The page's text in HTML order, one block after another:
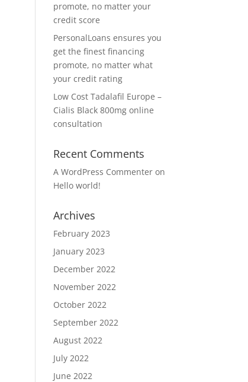
promote, no matter your
credit score
PersonalLoans ensures you
get the finest financing
promote, no matter what
your credit rating
Low Cost Tadalafil Europe –
Cialis Black 800mg online
consultation
Recent Comments
A WordPress Commenter on
Hello world!
Archives
February 2023
January 2023
December 2022
November 2022
October 2022
September 2022
August 2022
July 2022
June 2022